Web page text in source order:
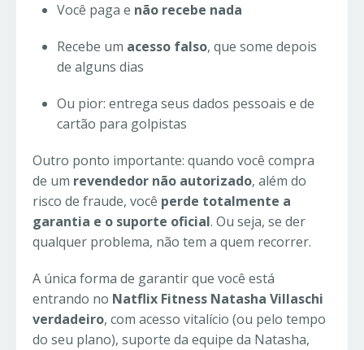
Você paga e não recebe nada
Recebe um acesso falso, que some depois
de alguns dias
Ou pior: entrega seus dados pessoais e de
cartão para golpistas
Outro ponto importante: quando você compra
de um revendedor não autorizado, além do
risco de fraude, você perde totalmente a
garantia e o suporte oficial. Ou seja, se der
qualquer problema, não tem a quem recorrer.
A única forma de garantir que você está
entrando no Natflix Fitness Natasha Villaschi
verdadeiro, com acesso vitalício (ou pelo tempo
do seu plano), suporte da equipe da Natasha,